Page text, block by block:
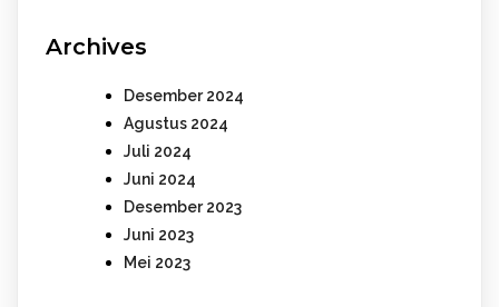
Archives
Desember 2024
Agustus 2024
Juli 2024
Juni 2024
Desember 2023
Juni 2023
Mei 2023